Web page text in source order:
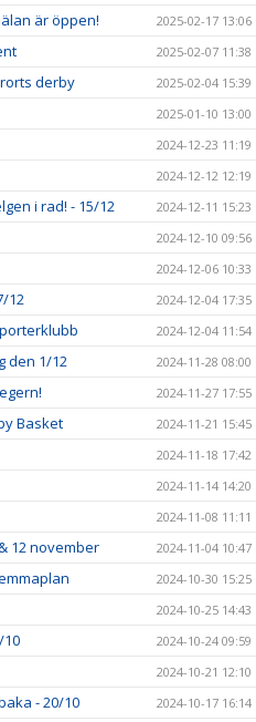
är öppen! 2025-02-17 13:06
2025-02-07 11:38
derby 2025-02-04 15:39
2025-01-10 13:00
2024-12-23 11:19
2024-12-12 12:19
i rad! - 15/12 2024-12-11 15:23
2024-12-10 09:56
2024-12-06 10:33
12 2024-12-04 17:35
2024-12-04 11:54
den 1/12 2024-11-28 08:00
2024-11-27 17:55
Basket 2024-11-21 15:45
2024-11-18 17:42
2024-11-14 14:20
2024-11-08 11:11
12 november 2024-11-04 10:47
2024-10-30 15:25
2024-10-25 14:43
2024-10-24 09:59
2024-10-21 12:10
- 20/10 2024-10-17 16:14